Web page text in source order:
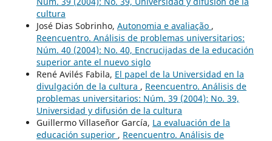
cultura
José Dias Sobrinho, Autonomia e avaliação ,
Reencuentro. Análisis de problemas universitarios:
Núm. 40 (2004): No. 40, Encrucijadas de la educación
superior ante el nuevo siglo
René Avilés Fabila, El papel de la Universidad en la
divulgación de la cultura , Reencuentro. Análisis de
problemas universitarios: Núm. 39 (2004): No. 39,
Universidad y difusión de la cultura
Guillermo Villaseñor García, La evaluación de la
educación superior , Reencuentro. Análisis de